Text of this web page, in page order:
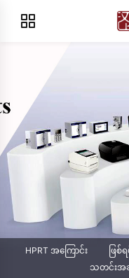
HPRT အကြောင်း ဖြစ်ရ
သတင်း